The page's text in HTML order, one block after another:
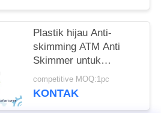
Plastik hijau Anti-
skimming ATM Anti
Skimmer untuk
Pembaca Kartu NCR
6625 4450709460
competitive MOQ:1pc
KONTAK